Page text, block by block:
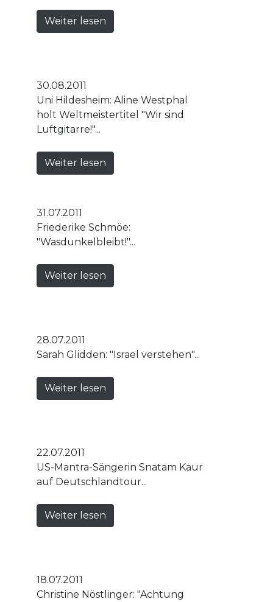
Weiter lesen
30.08.2011
Uni Hildesheim: Aline Westphal
holt Weltmeistertitel "Wir sind
Luftgitarre!"...
Weiter lesen
31.07.2011
Friederike Schmöe:
"Wasdunkelbleibt!"...
Weiter lesen
28.07.2011
Sarah Glidden: "Israel verstehen"...
Weiter lesen
22.07.2011
US-Mantra-Sängerin Snatam Kaur
auf Deutschlandtour...
Weiter lesen
18.07.2011
Christine Nöstlinger: "Achtung